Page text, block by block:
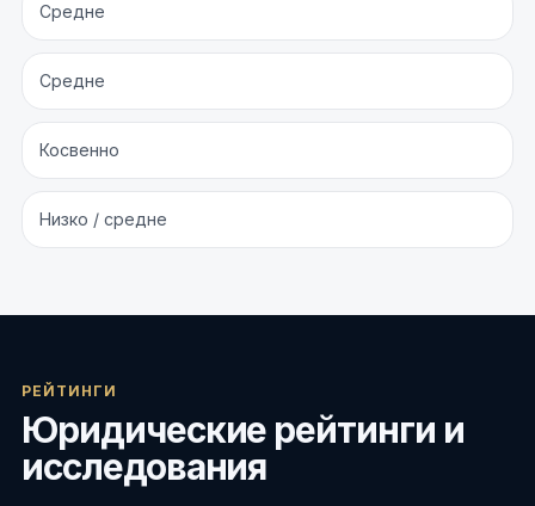
Средне
Средне
Косвенно
Низко / средне
РЕЙТИНГИ
Юридические рейтинги и
исследования